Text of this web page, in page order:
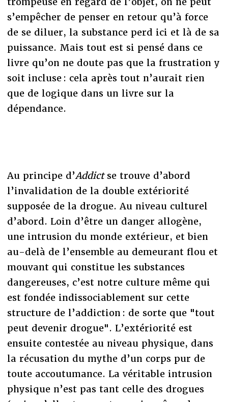
s’empêcher de penser en retour qu’à force
de se diluer, la substance perd ici et là de sa
puissance. Mais tout est si pensé dans ce
livre qu’on ne doute pas que la frustration y
soit incluse : cela après tout n’aurait rien
que de logique dans un livre sur la
dépendance.
Au principe d’Addictse trouve d’abord
l’invalidation de la double extériorité
supposée de la drogue. Au niveau culturel
d’abord. Loin d’être un danger allogène,
une intrusion du monde extérieur, et bien
au-delà de l’ensemble au demeurant flou et
mouvant qui constitue les substances
dangereuses, c’est notre culture même qui
est fondée indissociablement sur cette
structure de l’addiction : de sorte que "tout
peut devenir drogue". L’extériorité est
ensuite contestée au niveau physique, dans
la récusation du mythe d’un corps pur de
toute accoutumance. La véritable intrusion
physique n’est pas tant celle des drogues